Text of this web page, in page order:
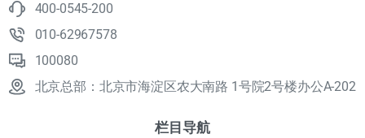
400-0545-200
010-62967578
100080
北京总部：北京市海淀区农大南路 1号院2号楼办公A-202
栏目导航